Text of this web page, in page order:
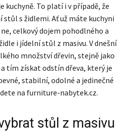
kuchyně. To platí i v případě, že
s židlemi. Ať už máte kuchyni
celkový dojem pohodlného a
i jídelní stůl z masivu. V dnešní
množství dřevin, stejně jako
tím získat odstín dřeva, který je
stabilní, odolné a jedinečné
na furniture-nabytek.cz.
stůl z masivu